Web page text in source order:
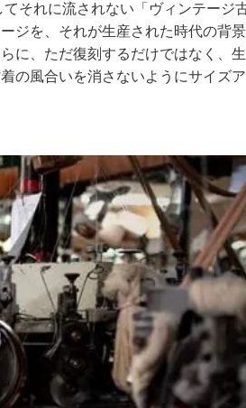
それに流されない「ヴィンテージ
ジを、それが生産された時代の背
に、ただ復刻するだけではなく、
の風合いを消さないようにサイズ